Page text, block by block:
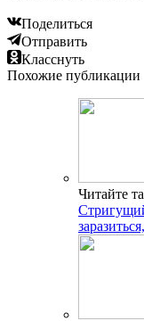
Поделиться
Отправить
Класснуть
Похожие публикации
Читайте